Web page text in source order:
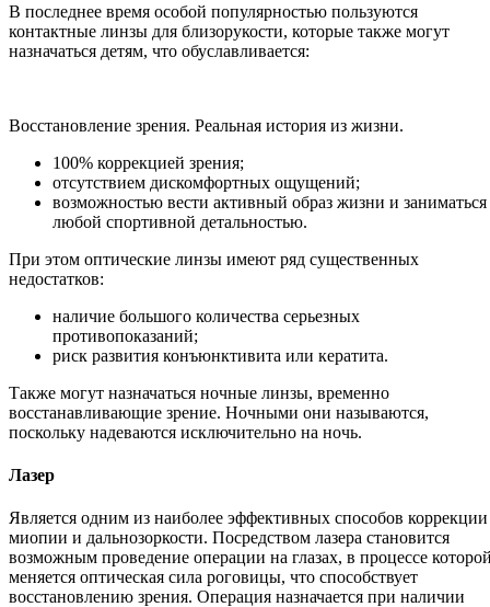
В последнее время особой популярностью пользуются
контактные линзы для близорукости, которые также могут
назначаться детям, что обуславливается:
Восстановление зрения. Реальная история из жизни.
100% коррекцией зрения;
отсутствием дискомфортных ощущений;
возможностью вести активный образ жизни и заниматься
любой спортивной детальностью.
При этом оптические линзы имеют ряд существенных
недостатков:
наличие большого количества серьезных
противопоказаний;
риск развития конъюнктивита или кератита.
Также могут назначаться ночные линзы, временно
восстанавливающие зрение. Ночными они называются,
поскольку надеваются исключительно на ночь.
Лазер
Является одним из наиболее эффективных способов коррекции
миопии и дальнозоркости. Посредством лазера становится
возможным проведение операции на глазах, в процессе
меняется оптическая сила роговицы, что способствует
восстановлению зрения. Операция назначается при наличии